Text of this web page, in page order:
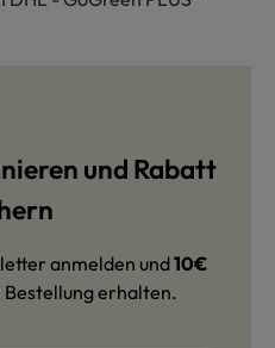
und Rabatt
anmelden und10€
Bestellung erhalten.